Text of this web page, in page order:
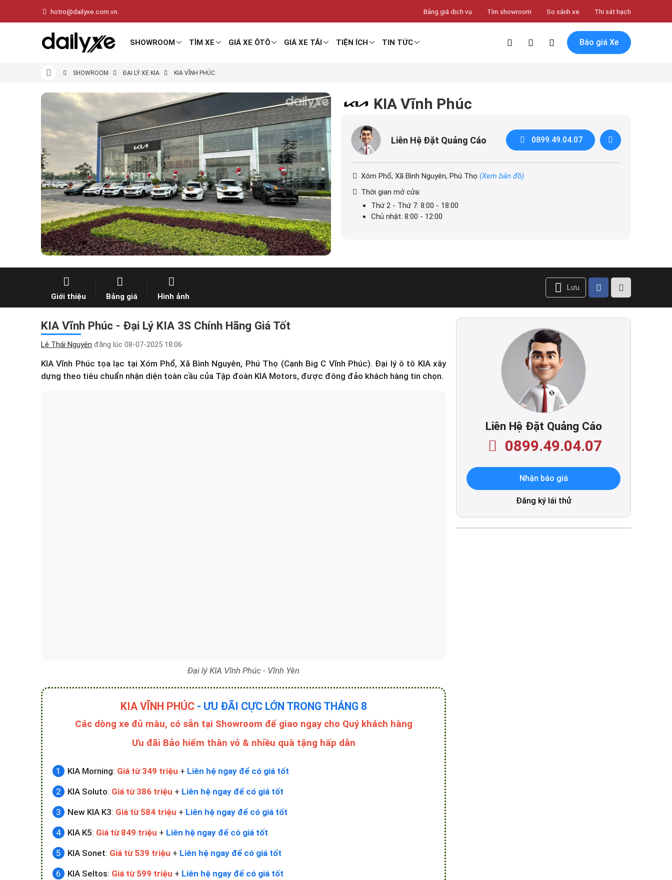
hotro@dailyxe.com.vn Bảng giá dịch vụ Tìm showroom So sánh xe Thi sát hạch
SHOWROOM TÌM XE GIÁ XE ÔTÔ GIÁ XE TẢI TIỆN ÍCH TIN TỨC Báo giá Xe
SHOWROOM ĐẠI LÝ XE KIA KIA VĨNH PHÚC
KIA Vĩnh Phúc
Liên Hệ Đặt Quảng Cáo 0899.49.04.07
Xóm Phổ, Xã Bình Nguyên, Phú Thọ (Xem bản đồ)
Thời gian mở cửa:
Thứ 2 - Thứ 7: 8:00 - 18:00
Chủ nhật: 8:00 - 12:00
Giới thiệu Bảng giá Hình ảnh
Lưu
KIA Vĩnh Phúc - Đại Lý KIA 3S Chính Hãng Giá Tốt
Lê Thái Nguyên đăng lúc 08-07-2025 18:06
KIA Vĩnh Phúc tọa lạc tại Xóm Phổ, Xã Bình Nguyên, Phú Thọ (Cạnh Big C Vĩnh Phúc). Đại lý ô tô KIAxây
dựng theo tiêu chuẩn nhận diện toàn cầu của Tập đoàn KIA Motors, được đông đảo khách hàng tin chọn.
Ưu đãi Bảo hiểm thân vỏ & nhiều quà tặng hấp dẫn
KIA Morning: Giá từ 349 triệu+Liên hệ ngay để có giá tốt
Giá từ 386 triệu+ Liên hệ ngay để có giá tốt
New KIA K3: Giá từ 584 triệu+ Liên hệ ngay để có giá tốt
KIA K5:Giá từ 849 triệu+Liên hệ ngay để có giá tốt
KIA Sonet:Giá từ 539 triệu+Liên hệ ngay để có giá tốt
KIA Seltos:Giá từ 599 triệu+Liên hệ ngay để có giá tốt
KIA Sportage: Giá từ 819 triệu +Liên hệ ngay để có giá tốt
KIA Carens :Giá từ 619 triệu +Liên hệ ngay để có giá tốt
Liên Hệ Đặt Quảng Cáo
0899.49.04.07
Nhận báo giá
Đăng ký lái thử